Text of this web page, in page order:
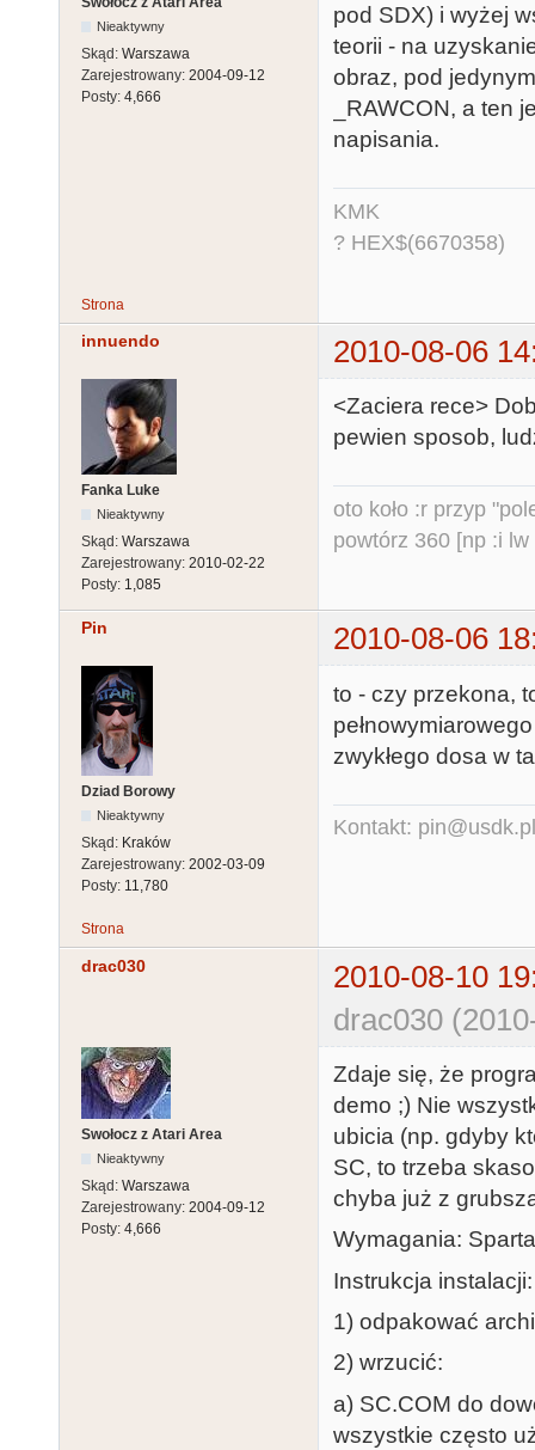
Nieaktywny
Skąd: Warszawa
Zarejestrowany: 2004-09-12
Posty: 4,666
pod SDX) i wyżej
teorii - na
obraz, pod
_RAWCON, a ten
napisania.
KMK
? HEX$(6670358)
Strona
innuendo 2010-08-06
Fanka Luke
Nieaktywny
Skąd: Warszawa
Zarejestrowany: 2010-02-22
Posty: 1,085
<Zaciera rece>
pewien sposob,
oto koło :r przyp
powtórz 360 [np :i lw
Pin 2010-08-06
Dziad Borowy
Nieaktywny
Skąd: Kraków
Zarejestrowany: 2002-03-09
Posty: 11,780
to - czy przekona,
zwykłego dosa w
Kontakt: pin@usdk.pl
Strona
drac030
2010-08-10
drac030
Swołocz z Atari Area
Nieaktywny
Skąd: Warszawa
Zarejestrowany: 2004-09-12
Posty: 4,666
Zdaje się, że
demo ;) Nie
ubicia (np. gdyby
SC, to trzeba
chyba już z
Wymagania:
Instrukcja instalacji:
1) odpakować
2) wrzucić:
a) SC.COM do
wszystkie często